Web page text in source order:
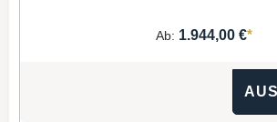
Ab: 1.944,00 €*